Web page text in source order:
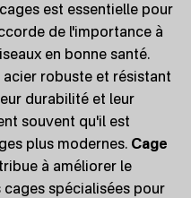
est essentielle pour
de l'importance à
en bonne santé.
robuste et résistant
durabilité et leur
souvent qu'il est
plus modernes. Cage
à améliorer le
spécialisées pour